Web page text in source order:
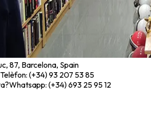
87, Barcelona, Spain
Telèfon: (+34) 93 207 53 85
Whatsapp: (+34) 693 25 95 12